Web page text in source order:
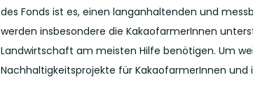
des Fonds ist es, einen langanhaltenden und
werden insbesondere die KakaofarmerInnen
Landwirtschaft am meisten Hilfe benötigen. Um
Nachhaltigkeitsprojekte für KakaofarmerInnen